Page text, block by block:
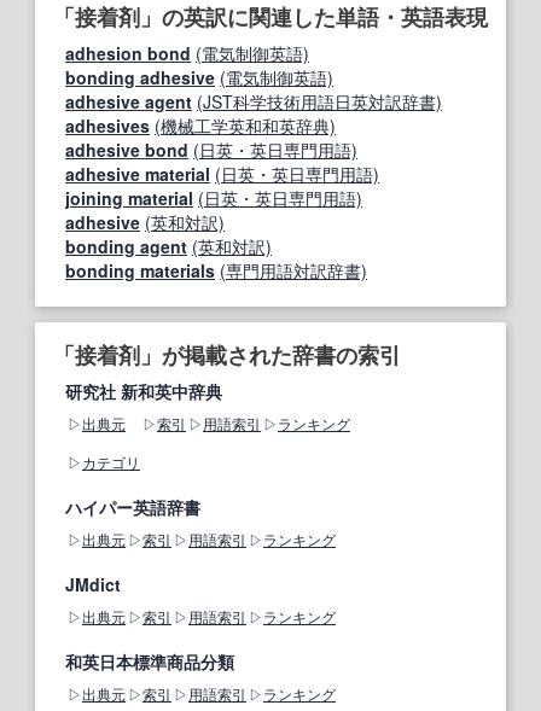
「接着剤」の英訳に関連した単語・英語表現
adhesion bond (電気制御英語)
bonding adhesive (電気制御英語)
adhesive agent (JST科学技術用語日英対訳辞書)
adhesives (機械工学英和和英辞典)
adhesive bond (日英・英日専門用語)
adhesive material (日英・英日専門用語)
joining material (日英・英日専門用語)
adhesive (英和対訳)
bonding agent (英和対訳)
bonding materials (専門用語対訳辞書)
「接着剤」が掲載された辞書の索引
研究社 新和英中辞典
出典元 索引 用語索引
ランキング
カテゴリ
ハイパー英語辞書
出典元 索引 用語索引 ランキング
JMdict
出典元 索引 用語索引 ランキング
和英日本標準商品分類
出典元 索引 用語索引 ランキング